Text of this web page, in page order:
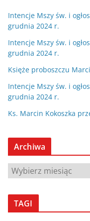
Intencje Mszy św. i
grudnia 2024 r.
Intencje Mszy św. i
grudnia 2024 r.
Księże proboszczu
Intencje Mszy św. i
grudnia 2024 r.
Ks. Marcin Kokoszka
Archiwa
A
c
TAGI